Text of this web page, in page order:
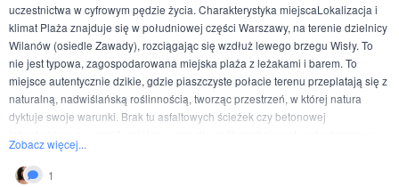
uczestnictwa w cyfrowym pędzie życia. Charakterystyka miejscaLokalizacja i
klimat Plaża znajduje się w południowej części Warszawy, na terenie dzielnicy
Wilanów (osiedle Zawady), rozciągając się wzdłuż lewego brzegu Wisły. To
nie jest typowa, zagospodarowana miejska plaża z leżakami i barem. To
miejsce autentycznie dzikie, gdzie piaszczyste połacie terenu przeplatają się z
naturalną, nadwiślańską roślinnością, tworząc przestrzeń, w której natura
dyktuje swoje warunki. Brak tu asfaltowych ścieżek czy betonowej
kontaktu z przyrodą i prywatności. Strefa naturystyczna Dla naszej
społeczności miejsce to ma szczególne znaczenie. Plaża na Wale
Zobacz więcej...
1